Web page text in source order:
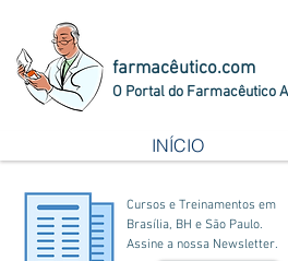
farmacêutico.com
O Portal do Farmacêutico
INÍCIO
Cursos e Treinamentos em
Brasília, BH e São Paulo.
Assine a nossa Newsletter.